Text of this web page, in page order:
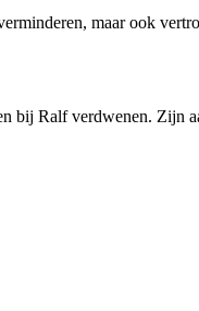
maar ook
Ralf verdwenen. Zijn